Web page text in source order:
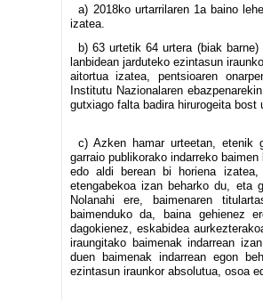
a) 2018ko urtarrilaren 1a baino
izatea.
b) 63 urtetik 64 urtera (biak
lanbidean jarduteko ezintasun
aitortua izatea, pentsioaren
Institutu Nazionalaren
gutxiago falta badira hirurogeita bost
c) Azken hamar urteetan, etenik
garraio publikorako indarreko
edo aldi berean bi horiena
etengabekoa izan beharko du, eta
Nolanahi ere, baimenaren
baimenduko da, baina gehienez
dagokienez, eskabidea
iraungitako baimenak indarrean
duen baimenak indarrean egon
ezintasun iraunkor absolutua, osoa